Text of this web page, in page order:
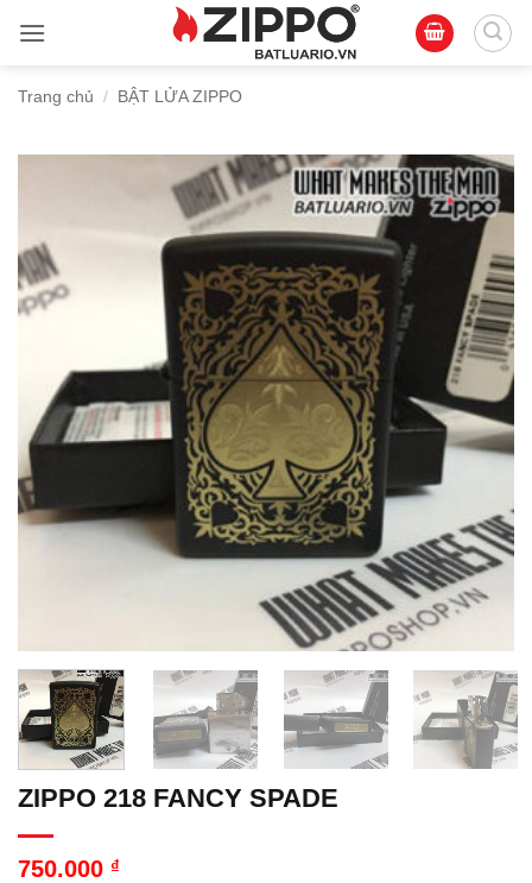
qua
dungTrang chủ / BẬT LỬA ZIPPO
ZIPPO 218 FANCY SPADE
750.000 ₫